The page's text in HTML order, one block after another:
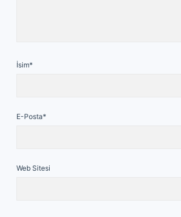
İsim*
E-Posta*
Web Sitesi